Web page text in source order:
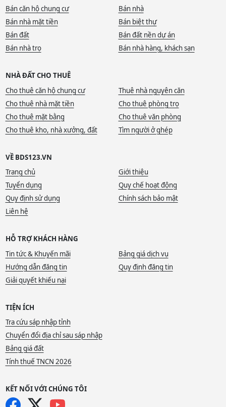
Bán căn hộ chung cư
Bán nhà
Bán nhà mặt tiền
Bán biệt thự
Bán đất
Bán đất nền dự án
Bán nhà trọ
Bán nhà hàng, khách sạn
NHÀ ĐẤT CHO THUÊ
Cho thuê căn hộ chung cư
Thuê nhà nguyên căn
Cho thuê nhà mặt tiền
Cho thuê phòng trọ
Cho thuê mặt bằng
Cho thuê văn phòng
Cho thuê kho, nhà xưởng, đất
Tìm người ở ghép
VỀ BDS123.VN
Trang chủ
Giới thiệu
Tuyển dụng
Quy chế hoạt động
Quy định sử dụng
Chính sách bảo mật
Liên hệ
HỖ TRỢ KHÁCH HÀNG
Tin tức & Khuyến mãi
Bảng giá dịch vụ
Hướng dẫn đăng tin
Quy định đăng tin
Giải quyết khiếu nại
TIỆN ÍCH
Tra cứu sáp nhập tỉnh
Chuyển đổi địa chỉ sau sáp nhập
Bảng giá đất
Tính thuế TNCN 2026
KẾT NỐI VỚI CHÚNG TÔI